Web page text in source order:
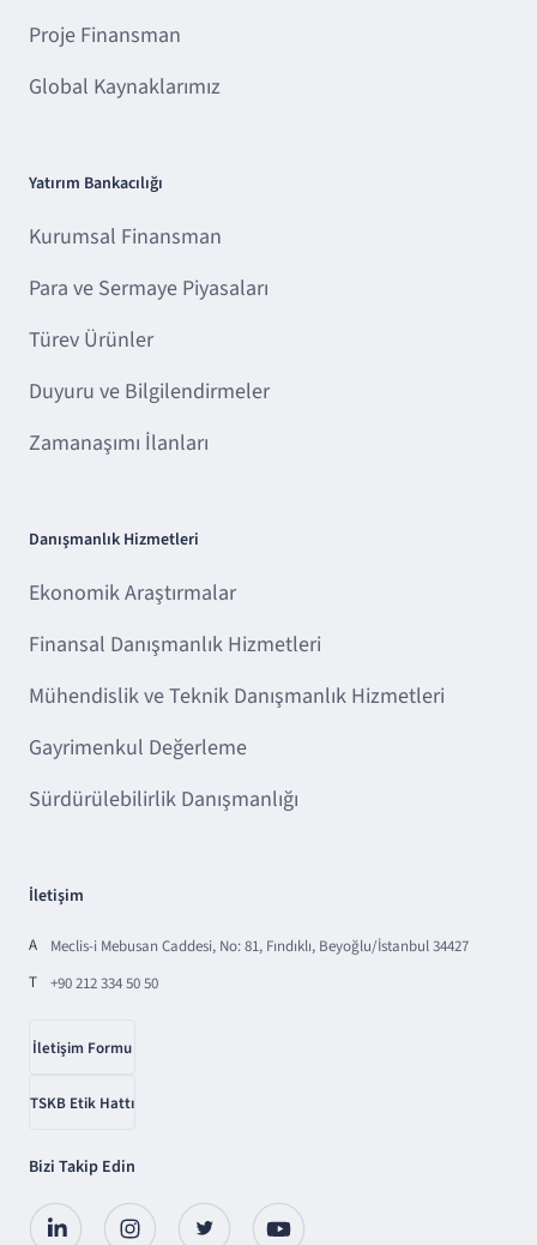
Proje Finansman
Global Kaynaklarımız
Yatırım Bankacılığı
Kurumsal Finansman
Para ve Sermaye Piyasaları
Türev Ürünler
Duyuru ve Bilgilendirmeler
Zamanaşımı İlanları
Danışmanlık Hizmetleri
Ekonomik Araştırmalar
Finansal Danışmanlık Hizmetleri
Mühendislik ve Teknik Danışmanlık Hizmetleri
Gayrimenkul Değerleme
Sürdürülebilirlik Danışmanlığı
İletişim
A
Meclis-i Mebusan Caddesi, No: 81, Fındıklı, Beyoğlu/İstanbul 34427
T
+90 212 334 50 50
İletişim Formu
TSKB Etik Hattı
Bizi Takip Edin